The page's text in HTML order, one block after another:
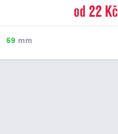
od 22 Kč
59 mm